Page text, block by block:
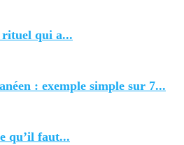
rituel qui a...
: exemple simple sur 7...
qu’il faut...